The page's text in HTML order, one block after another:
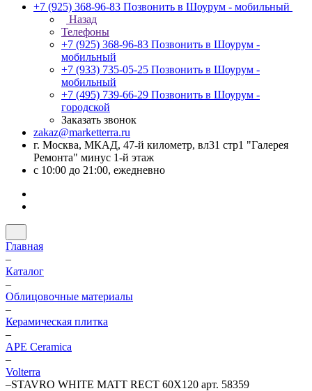
+7 (925) 368-96-83 Позвонить в Шоурум - мобильный
Назад
Телефоны
+7 (925) 368-96-83 Позвонить в Шоурум -
мобильный
+7 (933) 735-05-25 Позвонить в Шоурум -
мобильный
+7 (495) 739-66-29 Позвонить в Шоурум -
городской
Заказать звонок
zakaz@marketterra.ru
г. Москва, МКАД, 47-й километр, вл31 стр1 "Галерея
Ремонта" минус 1-й этаж
с 10:00 до 21:00, ежедневно
Главная
–
Каталог
–
Облицовочные материалы
–
Керамическая плитка
–
APE Ceramica
–
Volterra
–STAVRO WHITE MATT RECT 60X120 арт. 58359